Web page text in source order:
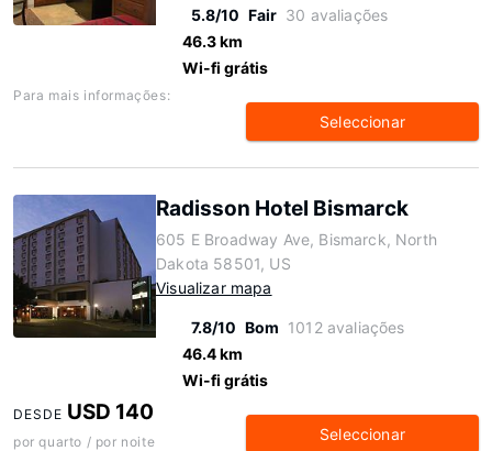
5.8/10 Fair 30 avaliações
46.3 km
Wi-fi grátis
Para mais informações:
Seleccionar
Radisson Hotel Bismarck
605 E Broadway Ave, Bismarck, North
Dakota 58501, US
Visualizar mapa
7.8/10 Bom 1012 avaliações
46.4 km
Wi-fi grátis
DESDE USD 140
por quarto / por noite Seleccionar